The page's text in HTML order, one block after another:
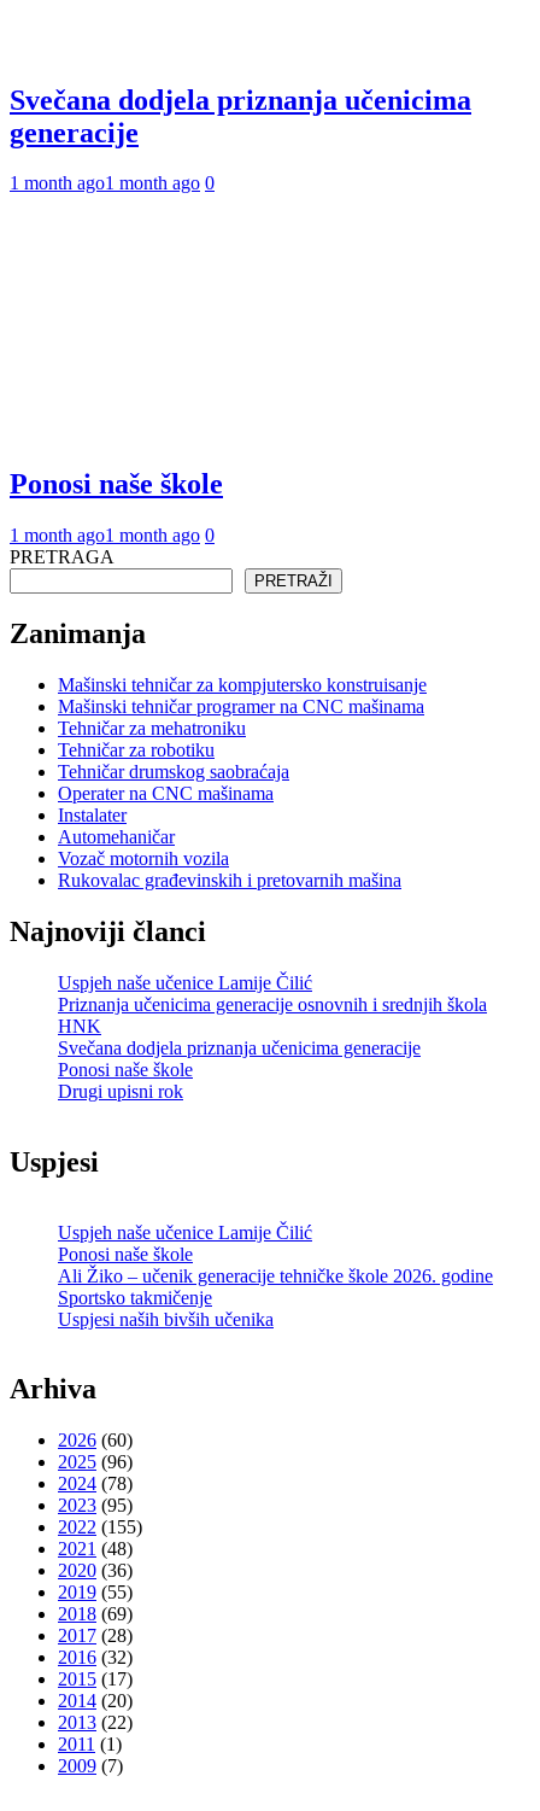
Svečana dodjela priznanja učenicima
generacije
1 month ago1 month ago 0
Ponosi naše škole
1 month ago1 month ago 0
PRETRAGA
PRETRAŽI
Zanimanja
Mašinski tehničar za kompjutersko konstruisanje
Mašinski tehničar programer na CNC mašinama
Tehničar za mehatroniku
Tehničar za robotiku
Tehničar drumskog saobraćaja
Operater na CNC mašinama
Instalater
Automehaničar
Vozač motornih vozila
Rukovalac građevinskih i pretovarnih mašina
Najnoviji članci
Uspjeh naše učenice Lamije Čilić
Priznanja učenicima generacije osnovnih i srednjih škola
HNK
Svečana dodjela priznanja učenicima generacije
Ponosi naše škole
Drugi upisni rok
Uspjesi
Uspjeh naše učenice Lamije Čilić
Ponosi naše škole
Ali Žiko – učenik generacije tehničke škole 2026. godine
Sportsko takmičenje
Uspjesi naših bivših učenika
Arhiva
2026 (60)
2025 (96)
2024 (78)
2023 (95)
2022 (155)
2021 (48)
2020 (36)
2019 (55)
2018 (69)
2017 (28)
2016 (32)
2015 (17)
2014 (20)
2013 (22)
2011 (1)
2009 (7)